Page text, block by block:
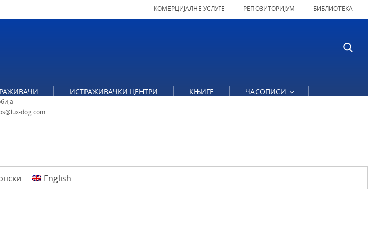
КОМЕРЦИЈАЛНЕ УСЛУГЕ РЕПОЗИТОРИЈУМ БИБЛИОТЕКА
ИСТРАЖИВАЧКИ ЦЕНТРИ КЊИГЕ ЧАСОПИСИ
dog.com
English